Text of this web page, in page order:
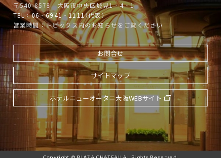
〒540-8578 大阪市中央区城見1‐4‐1
TEL：06‐6941‐1111（代表）
営業時間：トピックス内のお知らせをご覧ください
お問合せ
サイトマップ
ホテルニューオータニ大阪WEBサイト